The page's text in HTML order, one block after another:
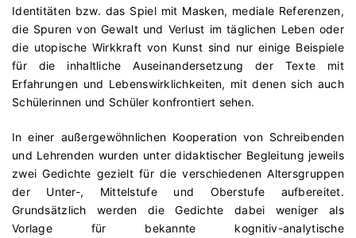
Identitäten bzw. das Spiel mit Masken, mediale Referenzen,
die Spuren von Gewalt und Verlust im täglichen Leben oder
die utopische Wirkkraft von Kunst sind nur einige Beispiele
für die inhaltliche Auseinandersetzung der Texte mit
Erfahrungen und Lebenswirklichkeiten, mit denen sich auch
Schülerinnen und Schüler konfrontiert sehen.
In einer außergewöhnlichen Kooperation von Schreibenden
und Lehrenden wurden unter didaktischer Begleitung jeweils
zwei Gedichte gezielt für die verschiedenen Altersgruppen
der Unter-, Mittelstufe und Oberstufe aufbereitet.
Grundsätzlich werden die Gedichte dabei weniger als
Vorlage für bekannte kognitiv-analytische